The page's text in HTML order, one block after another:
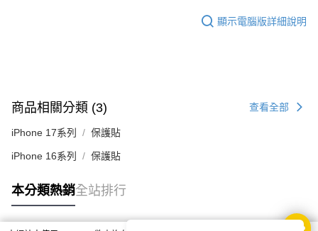
顯示電腦版詳細說明
商品相關分類 (3) 查看全部
iPhone 17系列 保護貼
iPhone 16系列 保護貼
本分類熱銷全站排行